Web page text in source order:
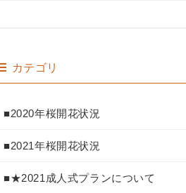
カテゴリ
■2020年桜開花状況
■2021年桜開花状況
■★2021成人式プランについて